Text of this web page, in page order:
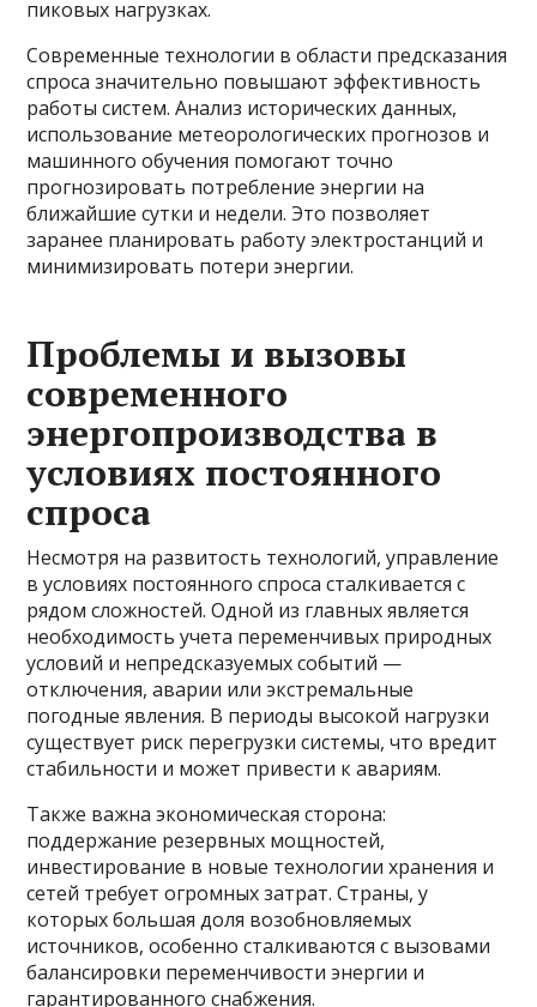
пиковых нагрузках.
Современные технологии в области предсказания
спроса значительно повышают эффективность
работы систем. Анализ исторических данных,
использование метеорологических прогнозов и
машинного обучения помогают точно
прогнозировать потребление энергии на
ближайшие сутки и недели. Это позволяет
заранее планировать работу электростанций и
минимизировать потери энергии.
Проблемы и вызовы
современного
энергопроизводства в
условиях постоянного
спроса
Несмотря на развитость технологий, управление
в условиях постоянного спроса сталкивается с
рядом сложностей. Одной из главных является
необходимость учета переменчивых природных
условий и непредсказуемых событий —
отключения, аварии или экстремальные
погодные явления. В периоды высокой нагрузки
существует риск перегрузки системы, что вредит
стабильности и может привести к авариям.
Также важна экономическая сторона:
поддержание резервных мощностей,
инвестирование в новые технологии хранения и
сетей требует огромных затрат. Страны, у
которых большая доля возобновляемых
источников, особенно сталкиваются с вызовами
балансировки переменчивости энергии и
гарантированного снабжения.